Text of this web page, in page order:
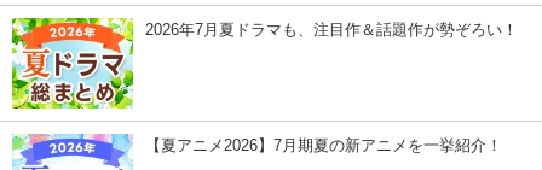
2026年7月夏ドラマも、注目作＆話題作が勢ぞろい！
【夏アニメ2026】7月期夏の新アニメを一挙紹介！